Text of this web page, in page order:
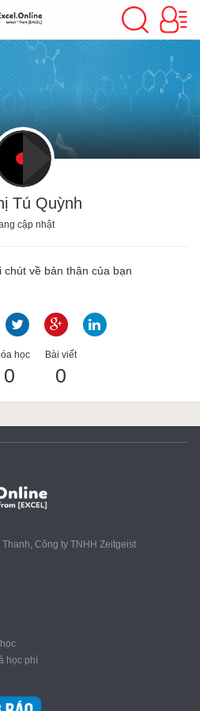
Tú Quỳnh
cập nhật
chút về bản thân của bạn
học
0
Bài viết
0
Công ty TNHH Zeitgeist
học phí